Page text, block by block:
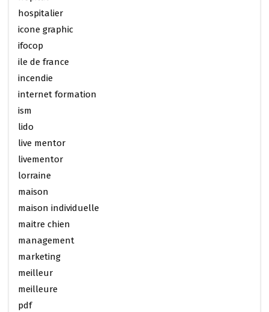
hospitalier
icone graphic
ifocop
ile de france
incendie
internet formation
ism
lido
live mentor
livementor
lorraine
maison
maison individuelle
maitre chien
management
marketing
meilleur
meilleure
pdf